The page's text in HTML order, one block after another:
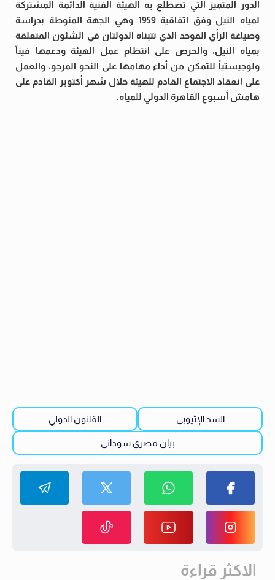
الدور المتميز التي تضطلع به الهيئة الفنية الدائمة المشتركة
لمياه النيل وفق اتفاقية 1959 وهي الجهة المنوطة بدراسة
وصياغة الرأي الموحد الذي تتبناه الدولتان في الشئون المتعلقة
بمياه النيل، والحرص على انتظام عمل الهيئة ودعمها فيناً
ولوجيستياً للتمكن من أداء مهامها على النحو المرجو، والعمل
على انعقاد الاجتماع القادم للهيئة خلال شهر أكتوبر القادم على
هامش أسبوع القاهرة الدولي للمياه.
السد الإثيوبى القانون الدولي
بيان مصرى سودانى
الاكثر قراءة